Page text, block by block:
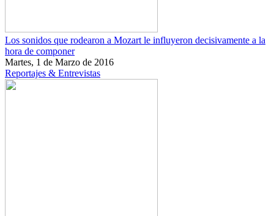
Los sonidos que rodearon a Mozart le influyeron decisivamente a la
hora de componer
Martes, 1 de Marzo de 2016
Reportajes & Entrevistas